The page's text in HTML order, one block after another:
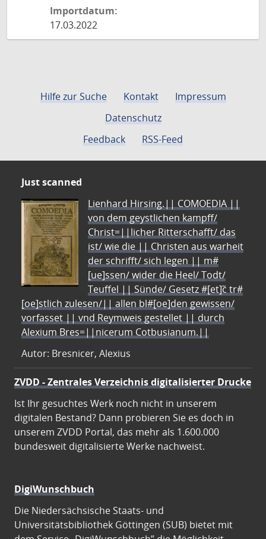
Importdatum:
17.03.2022
Hilfe zur Suche Kontakt
Impressum
Datenschutz
Feedback
RSS-Feed
Just scanned
Lienhard Hirsing.|| COMOEDIA ||
von dem geystlichen kampff/
Christ=||licher Ritterschafft/ das
ist/ wie die || Christen aus warheit
der schrifft/ sich legen || m#
[ue]ssen/ wider die Heel/ Todt/
Teuffel || Sünde/ Gesetz #[et]c̃ tr#
[oe]stlich zulesen/|| allen bl#[oe]den gewissen/
vorfasset || vnd Reymweis gestellet || durch
Alexium Bres=||nicerum Cotbusianum.||
Autor: Bresnicer, Alexius
ZVDD - Zentrales Verzeichnis digitalisierter Drucke
Ist Ihr gesuchtes Werk noch nicht in unserem
digitalen Bestand? Dann probieren Sie es doch in
unserem ZVDD Portal, das mehr als 1.600.000
bundesweit digitalisierte Werke nachweist.
DigiWunschbuch
Die Niedersächsische Staats- und
Universitätsbibliothek Göttingen (SUB) bietet mit